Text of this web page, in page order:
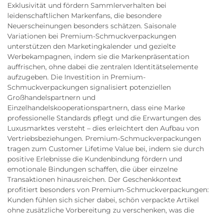
Exklusivität und fördern Sammlerverhalten bei
leidenschaftlichen Markenfans, die besondere
Neuerscheinungen besonders schätzen. Saisonale
Variationen bei Premium-Schmuckverpackungen
unterstützen den Marketingkalender und gezielte
Werbekampagnen, indem sie die Markenpräsentation
auffrischen, ohne dabei die zentralen Identitätselemente
aufzugeben. Die Investition in Premium-
Schmuckverpackungen signalisiert potenziellen
Großhandelspartnern und
Einzelhandelskooperationspartnern, dass eine Marke
professionelle Standards pflegt und die Erwartungen des
Luxusmarktes versteht – dies erleichtert den Aufbau von
Vertriebsbeziehungen. Premium-Schmuckverpackungen
tragen zum Customer Lifetime Value bei, indem sie durch
positive Erlebnisse die Kundenbindung fördern und
emotionale Bindungen schaffen, die über einzelne
Transaktionen hinausreichen. Der Geschenkkontext
profitiert besonders von Premium-Schmuckverpackungen:
Kunden fühlen sich sicher dabei, schön verpackte Artikel
ohne zusätzliche Vorbereitung zu verschenken, was die